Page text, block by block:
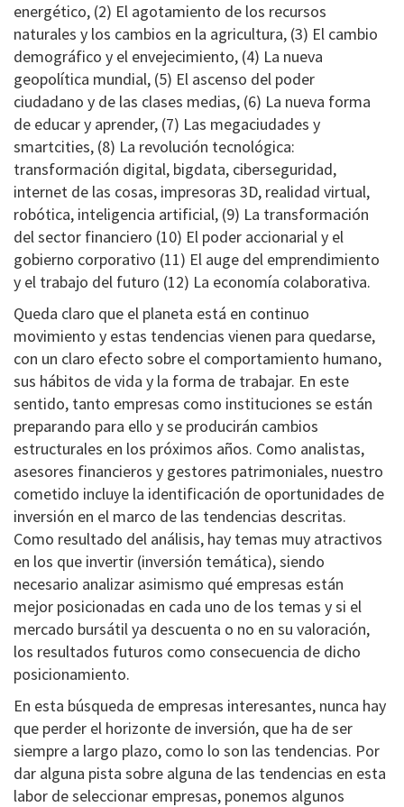
energético, (2) El agotamiento de los recursos
naturales y los cambios en la agricultura, (3) El cambio
demográfico y el envejecimiento, (4) La nueva
geopolítica mundial, (5) El ascenso del poder
ciudadano y de las clases medias, (6) La nueva forma
de educar y aprender, (7) Las megaciudades y
smartcities, (8) La revolución tecnológica:
transformación digital, bigdata, ciberseguridad,
internet de las cosas, impresoras 3D, realidad virtual,
robótica, inteligencia artificial, (9) La transformación
del sector financiero (10) El poder accionarial y el
gobierno corporativo (11) El auge del emprendimiento
y el trabajo del futuro (12) La economía colaborativa.
Queda claro que el planeta está en continuo
movimiento y estas tendencias vienen para quedarse,
con un claro efecto sobre el comportamiento humano,
sus hábitos de vida y la forma de trabajar. En este
sentido, tanto empresas como instituciones se están
preparando para ello y se producirán cambios
estructurales en los próximos años. Como analistas,
asesores financieros y gestores patrimoniales, nuestro
cometido incluye la identificación de oportunidades de
inversión en el marco de las tendencias descritas.
Como resultado del análisis, hay temas muy atractivos
en los que invertir (inversión temática), siendo
necesario analizar asimismo qué empresas están
mejor posicionadas en cada uno de los temas y si el
mercado bursátil ya descuenta o no en su valoración,
los resultados futuros como consecuencia de dicho
posicionamiento.
En esta búsqueda de empresas interesantes, nunca hay
que perder el horizonte de inversión, que ha de ser
siempre a largo plazo, como lo son las tendencias. Por
dar alguna pista sobre alguna de las tendencias en esta
labor de seleccionar empresas, ponemos algunos